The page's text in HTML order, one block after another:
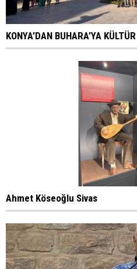
KONYA’DAN BUHARA’YA
Ahmet Köseoğlu Sivas